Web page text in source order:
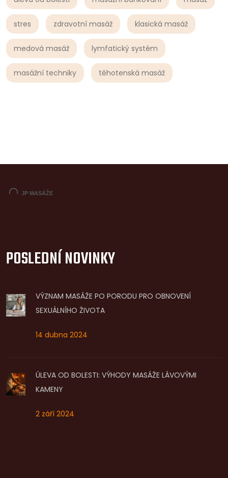
stres zdravotní masáž klasická masáž
medová masáž lymfatický systém
masážní techniky těhotenská masáž
POSLEDNÍ NOVINKY
VÝZNAM MASÁŽE PO PORODU PRO OBNOVENÍ
SEXUÁLNÍHO ŽIVOTA
14 dubna 2024
ÚLEVA OD BOLESTI: VÝHODY MASÁŽE LÁVOVÝMI
KAMENY
2 září 2024